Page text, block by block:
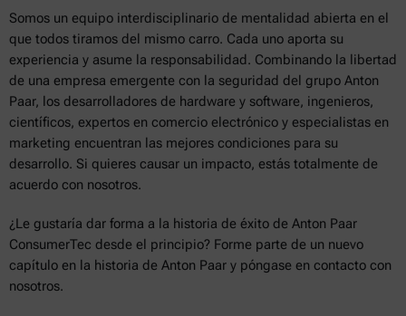
Somos un equipo interdisciplinario de mentalidad abierta en el
que todos tiramos del mismo carro. Cada uno aporta su
experiencia y asume la responsabilidad. Combinando la libertad
de una empresa emergente con la seguridad del grupo Anton
Paar, los desarrolladores de hardware y software, ingenieros,
científicos, expertos en comercio electrónico y especialistas en
marketing encuentran las mejores condiciones para su
desarrollo. Si quieres causar un impacto, estás totalmente de
acuerdo con nosotros.
¿Le gustaría dar forma a la historia de éxito de Anton Paar
ConsumerTec desde el principio? Forme parte de un nuevo
capítulo en la historia de Anton Paar y póngase en contacto con
nosotros.